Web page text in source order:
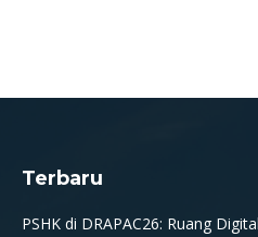
Terbaru
PSHK di DRAPAC26: Ruang